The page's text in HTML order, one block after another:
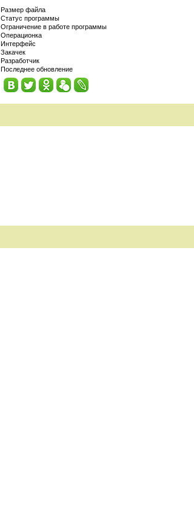
Размер файла
Статус программы
Ограничение в работе программы
Операционка
Интерфейс
Закачек
Разработчик
Последнее обновление